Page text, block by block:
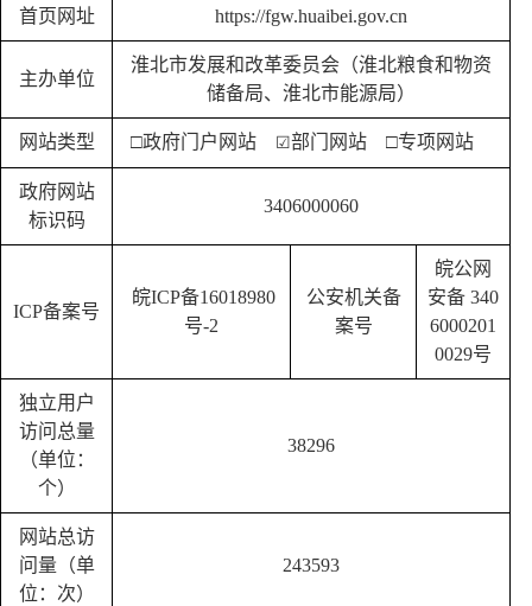
首页网址 https://fgw.huaibei.gov.cn
主办单位
淮北市发展和改革委员会 （淮北粮食和物资
储备局、淮北市能源局）
网站类型 □政府门户网站 ☑部门网站 □专项网站
政府网站
标识码
3406000060
ICP备案号
皖ICP备16018980
号-2
公安机关备
案号
皖公网
安备 340
6000201
0029号
独立用户
访问总量
（单位：
个）
38296
网站总访
问量（单
位：次）
243593